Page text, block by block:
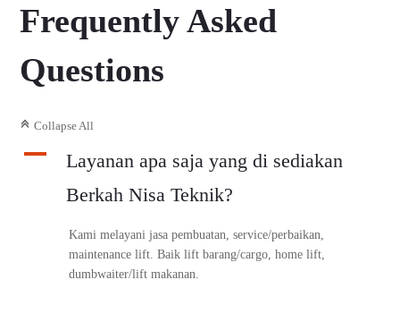
Frequently Asked
Questions
C Collapse All
A
Layanan apa saja yang di sediakan
Berkah Nisa Teknik?
Kami melayani jasa pembuatan, service/perbaikan,
maintenance lift. Baik lift barang/cargo, home lift,
dumbwaiter/lift makanan.